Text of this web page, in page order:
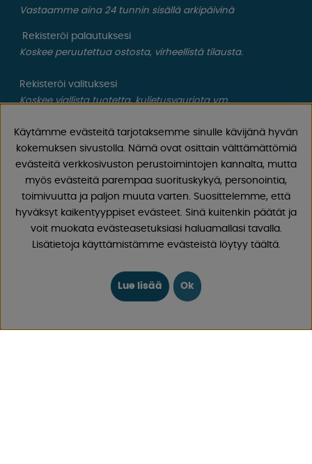
Vastaamme aina 24 tunnin sisällä arkipäivinä
Rekisteröi palautuksesi
Koskee peruutettua ostosta, virheellistä tilausta.
Rekisteröi valituksesi
Koskee viallista tuotetta, kuljetusvauriota ym.
CAMPMARKET
Meillä on vuosien varrella kertynyt laaja kokemus
matkailuvaunujen ja matkailuautojen tarvikkeista, koska
olemme myyneet asuntovaunuja ja matkailuautoja sekä
näiden varaosia ja tarvikkeita vuodesta 1968 lähtien.
Tarjoamme laajan valikoiman erilaisia ​​tuotteita retkeilyyn
ja vapaa-aikaan hyvillä hinnoilla ja alhaisilla
Seuraa meitä Facebookissa ja Instagramissa saadaksesi
Käytämme evästeitä tarjotaksemme sinulle kävijänä hyvän
kokemuksen sivustolla. Nämä ovat osittain välttämättömiä
evästeitä verkkosivuston perustoimintojen kannalta, mutta
myös evästeitä parempaa suorituskykyä, personointia,
toimivuutta ja paljon muuta varten. Suosittelemme, että
hyväksyt kaikentyyppiset evästeet. Sinä kuitenkin päätät ja
voit muokata evästeasetuksiasi haluamallasi tavalla.
Lisätietoja käyttämistämme evästeistä löytyy täältä.
Lue lisää Ok